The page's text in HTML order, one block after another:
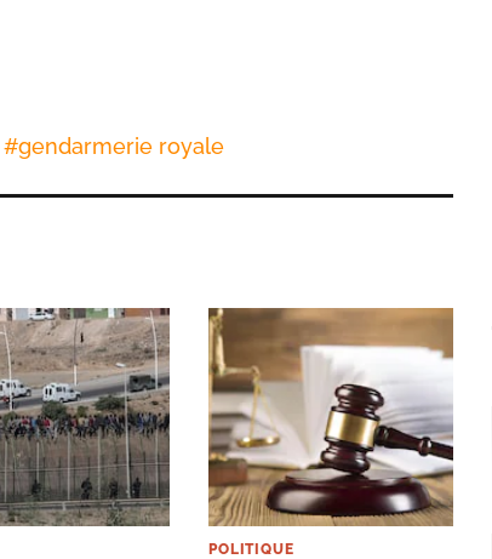
#gendarmerie royale
POLITIQUE